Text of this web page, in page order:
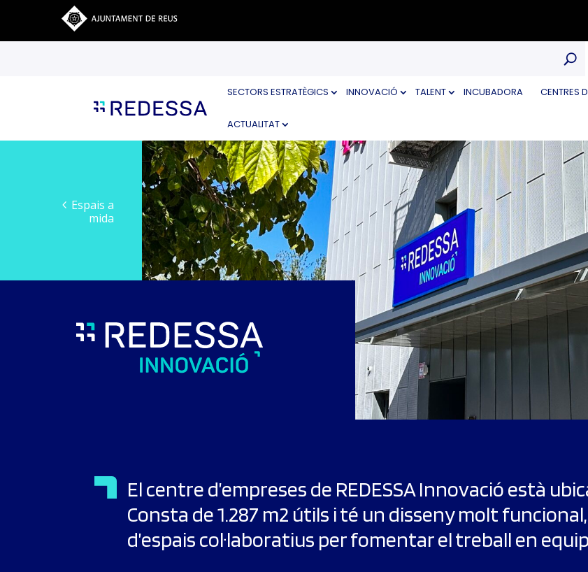
SECTORS ESTRATÈGICS INNOVACIÓ TALENT INCUBADORA CENTRES
ACTUALITAT
Espais a
mida
El centre d’empreses de REDESSA Innovació està
Consta de 1.287 m2 útils i té un disseny molt
d’espais col·laboratius per fomentar el treball en